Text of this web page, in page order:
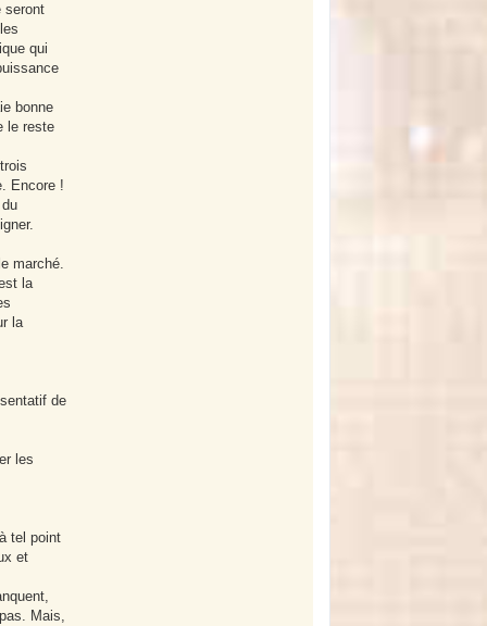
seront
qui
bonne
le reste
Encore !
marché.
la
la
de
les
tel point
et
Mais,